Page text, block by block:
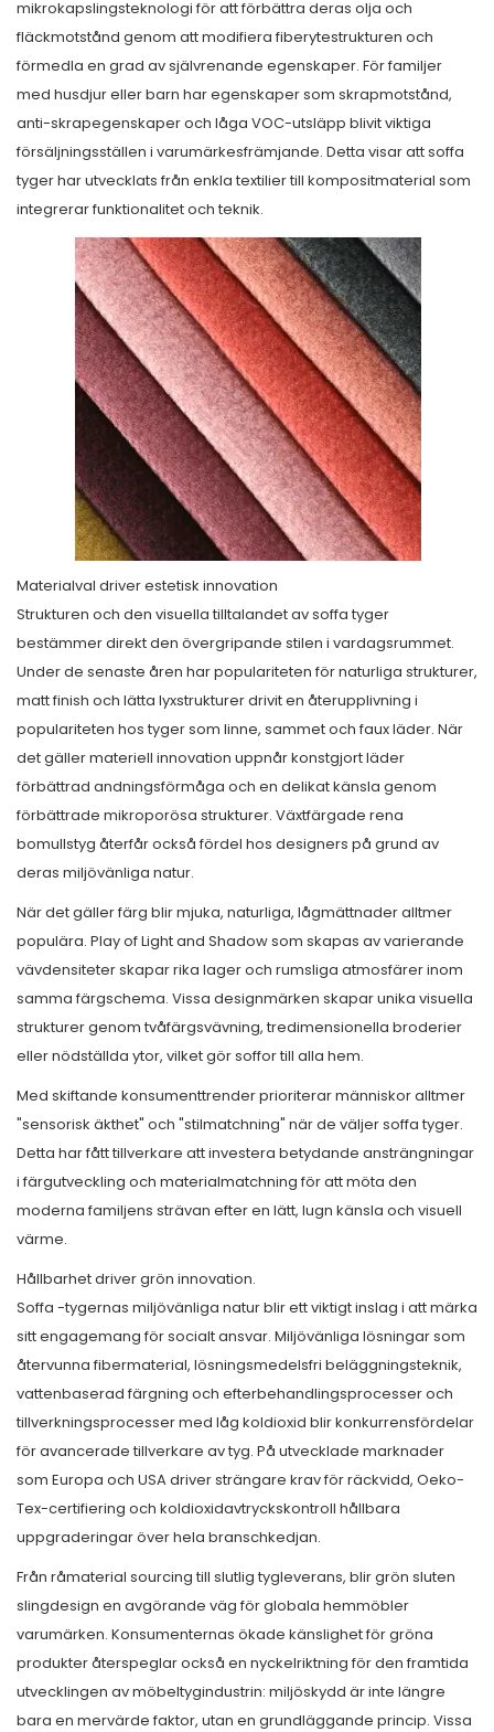
mikrokapslingsteknologi för att förbättra deras olja och
fläckmotstånd genom att modifiera fiberytestrukturen och
förmedla en grad av självrenande egenskaper. För familjer
med husdjur eller barn har egenskaper som skrapmotstånd,
anti-skrapegenskaper och låga VOC-utsläpp blivit viktiga
försäljningsställen i varumärkesfrämjande. Detta visar att soffa
tyger har utvecklats från enkla textilier till kompositmaterial som
integrerar funktionalitet och teknik.
Materialval driver estetisk innovation
Strukturen och den visuella tilltalandet av soffa tyger
bestämmer direkt den övergripande stilen i vardagsrummet.
Under de senaste åren har populariteten för naturliga strukturer,
matt finish och lätta lyxstrukturer drivit en återupplivning i
populariteten hos tyger som linne, sammet och faux läder. När
det gäller materiell innovation uppnår konstgjort läder
förbättrad andningsförmåga och en delikat känsla genom
förbättrade mikroporösa strukturer. Växtfärgade rena
bomullstyg återfår också fördel hos designers på grund av
deras miljövänliga natur.
När det gäller färg blir mjuka, naturliga, lågmättnader alltmer
populära. Play of Light and Shadow som skapas av varierande
vävdensiteter skapar rika lager och rumsliga atmosfärer inom
samma färgschema. Vissa designmärken skapar unika visuella
strukturer genom tvåfärgsvävning, tredimensionella broderier
eller nödställda ytor, vilket gör soffor till alla hem.
Med skiftande konsumenttrender prioriterar människor alltmer
"sensorisk äkthet" och "stilmatchning" när de väljer soffa tyger.
Detta har fått tillverkare att investera betydande ansträngningar
i färgutveckling och materialmatchning för att möta den
moderna familjens strävan efter en lätt, lugn känsla och visuell
värme.
Hållbarhet driver grön innovation.
Soffa -tygernas miljövänliga natur blir ett viktigt inslag i att märka
sitt engagemang för socialt ansvar. Miljövänliga lösningar som
återvunna fibermaterial, lösningsmedelsfri beläggningsteknik,
vattenbaserad färgning och efterbehandlingsprocesser och
tillverkningsprocesser med låg koldioxid blir konkurrensfördelar
för avancerade tillverkare av tyg. På utvecklade marknader
som Europa och USA driver strängare krav för räckvidd, Oeko-
Tex-certifiering och koldioxidavtryckskontroll hållbara
uppgraderingar över hela branschkedjan.
Från råmaterial sourcing till slutlig tygleverans, blir grön sluten
slingdesign en avgörande väg för globala hemmöbler
varumärken. Konsumenternas ökade känslighet för gröna
produkter återspeglar också en nyckelriktning för den framtida
utvecklingen av möbeltygindustrin: miljöskydd är inte längre
bara en mervärde faktor, utan en grundläggande princip. Vissa